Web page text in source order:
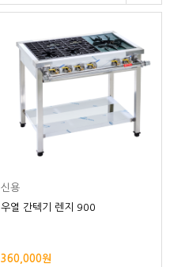
신용
우열 간텍기 렌지 900
360,000원